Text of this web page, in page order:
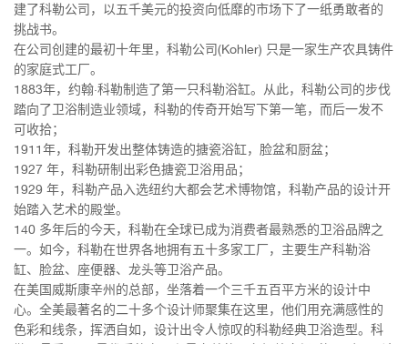
建了科勒公司，以五千美元的投资向低靡的市场下了一纸勇敢者的
挑战书。
在公司创建的最初十年里，科勒公司(Kohler) 只是一家生产农具铸件
的家庭式工厂。
1883年，约翰·科勒制造了第一只科勒浴缸。从此，科勒公司的步伐
踏向了卫浴制造业领域，科勒的传奇开始写下第一笔，而后一发不
可收拾；
1911年，科勒开发出整体铸造的搪瓷浴缸，脸盆和厨盆；
1927 年，科勒研制出彩色搪瓷卫浴用品；
1929 年，科勒产品入选纽约大都会艺术博物馆，科勒产品的设计开
始踏入艺术的殿堂。
140 多年后的今天，科勒在全球已成为消费者最熟悉的卫浴品牌之
一。如今，科勒在世界各地拥有五十多家工厂，主要生产科勒浴
缸、脸盆、座便器、龙头等卫浴产品。
在美国威斯康辛州的总部，坐落着一个三千五百平方米的设计中
心。全美最著名的二十多个设计师聚集在这里，他们用充满感性的
色彩和线条，挥洒自如，设计出令人惊叹的科勒经典卫浴造型。科